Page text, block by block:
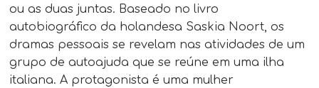
ou as duas juntas. Baseado no livro
autobiográfico da holandesa Saskia Noort, os
dramas pessoais se revelam nas atividades de um
grupo de autoajuda que se reúne em uma ilha
italiana. A protagonista é uma mulher